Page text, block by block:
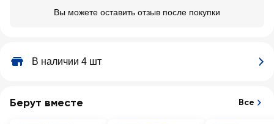
Вы можете оставить отзыв после покупки
В наличии 4 шт
Берут вместе Все